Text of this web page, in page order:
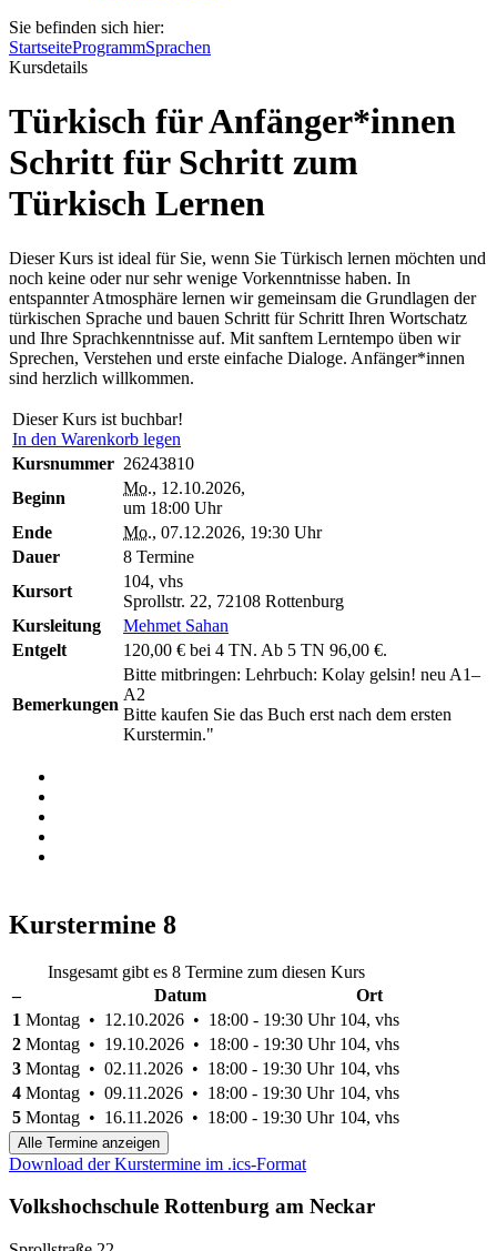
Sie befinden sich hier:
StartseiteProgrammSprachen
Kursdetails
Türkisch für Anfänger*innen
Schritt für Schritt zum
Türkisch Lernen
Dieser Kurs ist ideal für Sie, wenn Sie Türkisch lernen möchten und
noch keine oder nur sehr wenige Vorkenntnisse haben. In
entspannter Atmosphäre lernen wir gemeinsam die Grundlagen der
türkischen Sprache und bauen Schritt für Schritt Ihren Wortschatz
und Ihre Sprachkenntnisse auf. Mit sanftem Lerntempo üben wir
Sprechen, Verstehen und erste einfache Dialoge. Anfänger*innen
sind herzlich willkommen.
Dieser Kurs ist buchbar!
In den Warenkorb legen
Kursnummer 26243810
Beginn
Mo., 12.10.2026,
um 18:00 Uhr
Ende
Mo., 07.12.2026, 19:30 Uhr
Dauer
8 Termine
Kursort
104, vhs
Sprollstr. 22, 72108 Rottenburg
Kursleitung
Mehmet Sahan
Entgelt
120,00 € bei 4 TN. Ab 5 TN 96,00 €.
Bemerkungen
Bitte mitbringen: Lehrbuch: Kolay gelsin! neu A1–
A2
Bitte kaufen Sie das Buch erst nach dem ersten
Kurstermin."
Kurstermine 8
Insgesamt gibt es 8 Termine zum diesen Kurs
–
Datum
Ort
1 Montag • 12.10.2026 • 18:00 - 19:30 Uhr 104, vhs
2 Montag • 19.10.2026 • 18:00 - 19:30 Uhr 104, vhs
3 Montag • 02.11.2026 • 18:00 - 19:30 Uhr 104, vhs
4 Montag • 09.11.2026 • 18:00 - 19:30 Uhr 104, vhs
5 Montag • 16.11.2026 • 18:00 - 19:30 Uhr 104, vhs
Alle Termine anzeigen
Download der Kurstermine im .ics-Format
Volkshochschule Rottenburg am Neckar